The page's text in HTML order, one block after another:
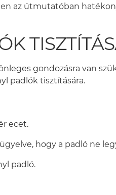
az útmutatóban
gondozásra van
padlók tisztítására.
ecet.
hogy a padló ne
padló.